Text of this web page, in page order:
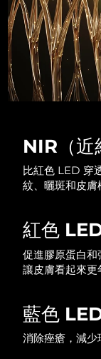
NIR（近
比紅色 LED 穿
紋、曬斑和皮膚
紅色
促進膠原蛋白和
讓皮膚看起來更
藍色
消除痤瘡，減少
FOREO APP
關於我們
科威特
拉脫維亞
黎巴嫩
盧森堡
中國澳門特別
墨西哥
摩納哥
荷蘭